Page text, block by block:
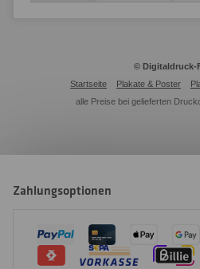
© Digitaldruck-
Startseite
Plakate & Poster
alle Preise bei gelieferten
Zahlungsoptionen